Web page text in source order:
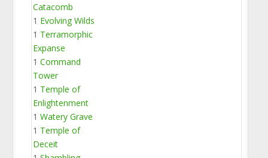
Catacomb
1 Evolving Wilds
1 Terramorphic
Expanse
1 Command
Tower
1 Temple of
Enlightenment
1 Watery Grave
1 Temple of
Deceit